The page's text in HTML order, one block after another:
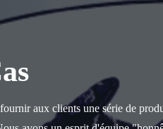
aux clients une série de